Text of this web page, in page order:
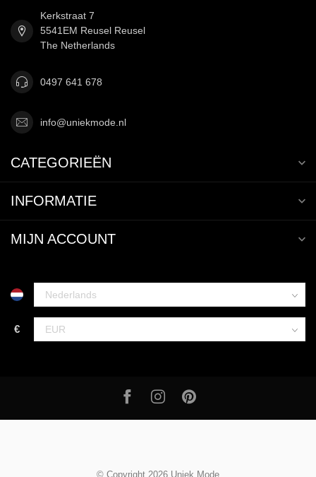
Kerkstraat 7
5541EM Reusel Reusel
The Netherlands
0497 641 678
info@uniekmode.nl
CATEGORIEËN
INFORMATIE
MIJN ACCOUNT
€
© Copyright 2026 Uniek Mode